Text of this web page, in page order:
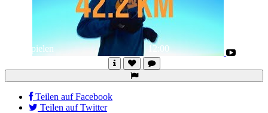
Abspielen 12:00
Teilen auf Facebook
Teilen auf Twitter